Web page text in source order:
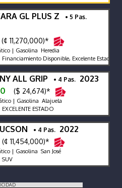
GL PLUS Z • 5 Pas.
(¢ 11,270,000)*
| Gasolina Heredia
Financiamiento Disponible, Excelente Estado,
ALL GRIP • 4 Pas. 2023
($ 24,674)*
| Gasolina Alajuela
EXCELENTE ESTADO
• 4 Pas. 2022
(¢ 11,454,000)*
| Gasolina San José
SUV